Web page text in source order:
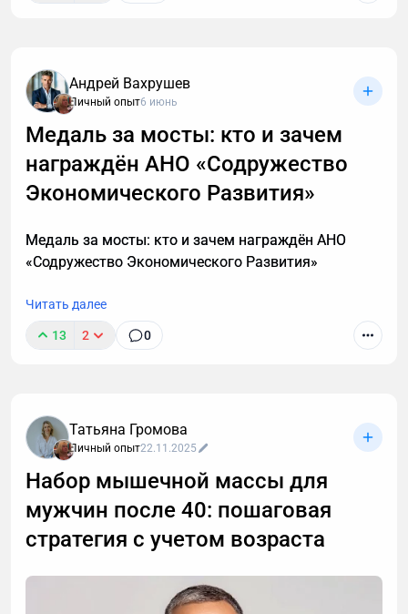
В этой статье описаны 3 фундаментальных
принципа построения мышц после 40, которые
каких случаях этой системы недостаточно и нужен
индивидуальный анализ для выявления причин
Андрей Вахрушев
Личный опыт6 июнь
Медаль за мосты: кто и зачем
награждён АНО «Содружество
Экономического Развития»
Медаль за мосты: кто и зачем награждён АНО
«Содружество Экономического Развития»
Читать далее
13 2 0
Татьяна Громова
Личный опыт22.11.2025
Набор мышечной массы для
мужчин после 40: пошаговая
стратегия с учетом возраста